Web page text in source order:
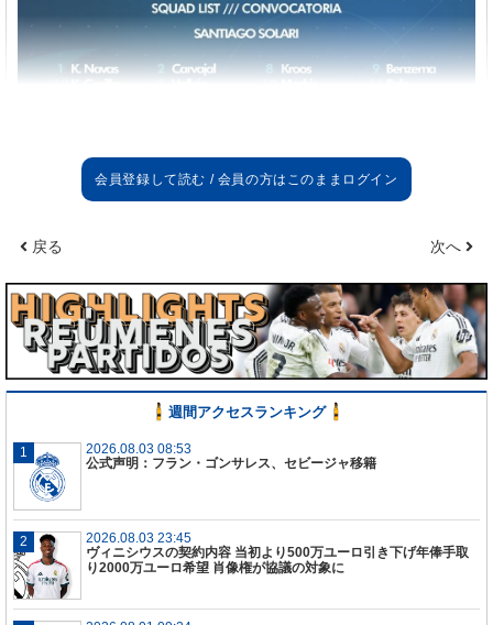
戻る 次へ
週間アクセスランキング
2026.08.03 08:53
公式声明：フラン・ゴンサレス、セビージャ移籍
2026.08.03 23:45
ヴィニシウスの契約内容 当初より500万ユーロ引き下げ年俸手取
り2000万ユーロ希望 肖像権が協議の対象に